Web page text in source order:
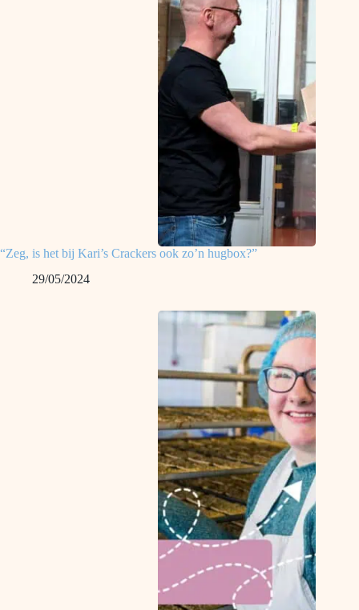
“Zeg, is het bij Kari’s Crackers ook zo’n hugbox?”
29/05/2024